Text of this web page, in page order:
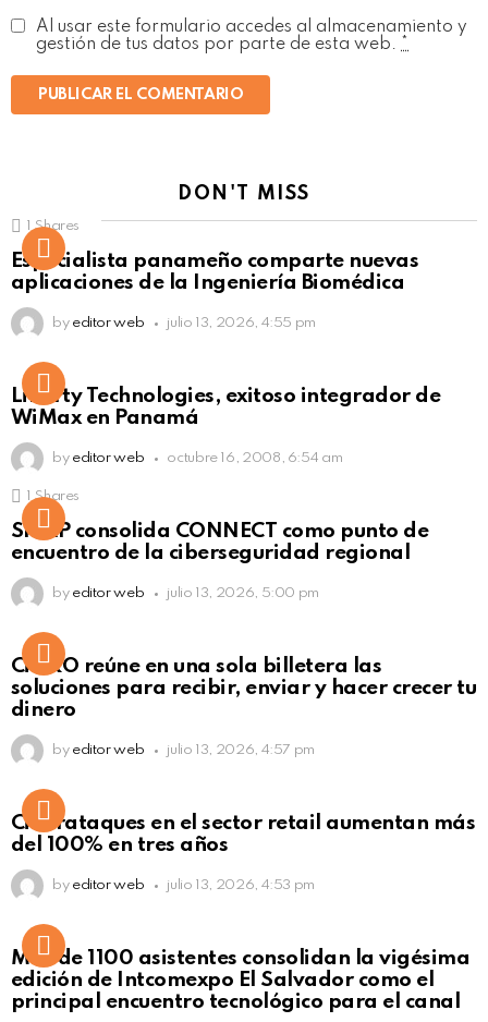
Al usar este formulario accedes al almacenamiento y
gestión de tus datos por parte de esta web.
DON'T MISS
Click to view this post
Shares
Especialista panameño comparte nuevas
aplicaciones de la Ingeniería Biomédica
by editor web julio 13, 2026, 4:55 pm
Liberty Technologies, exitoso integrador de
WiMax en Panamá
by editor web octubre 16, 2008, 6:54 am
Click to view this post
Shares
SISAP consolida CONNECT como punto de
encuentro de la ciberseguridad regional
by editor web julio 13, 2026, 5:00 pm
Not Safe For Work
Click to view this post
CiNKO reúne en una sola billetera las
soluciones para recibir, enviar y hacer crecer tu
dinero
by editor web julio 13, 2026, 4:57 pm
Ciberataques en el sector retail aumentan más
del 100% en tres años
by editor web julio 13, 2026, 4:53 pm
Más de 1100 asistentes consolidan la vigésima
edición de Intcomexpo El Salvador como el
principal encuentro tecnológico para el canal